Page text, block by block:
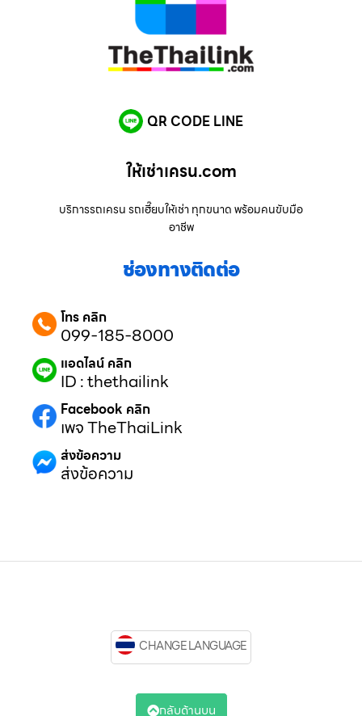
QR CODE LINE
ให้เช่าเครน.com
บริการรถเครน รถเฮี๊ยบให้เช่า ทุกขนาด พร้อมคนขับมือ
อาชีพ
ช่องทางติดต่อ
โทร คลิก
099-185-8000
แอดไลน์ คลิก
ID : thethailink
Facebook คลิก
เพจ TheThaiLink
ส่งข้อความ
ส่งข้อความ
CHANGE LANGUAGE
กลับด้านบน